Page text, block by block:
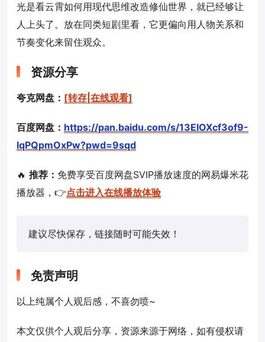
光是看云霄如何用现代思维改造修仙世界，就已经够让
人上头了。放在同类短剧里看，它更偏向用人物关系和
节奏变化来留住观众。
资源分享
夸克网盘： [转存|在线观看]
百度网盘： https://pan.baidu.com/s/13EIOXcf3of9-
IqPQpmOxPw?pwd=9sqd
🔥 推荐： 免费享受百度网盘SVIP播放速度的网易爆米花
播放器，👉点击进入在线播放体验
建议尽快保存，链接随时可能失效！
免责声明
以上纯属个人观后感，不喜勿喷~
本文仅供个人观后分享，资源来源于网络，如有侵权请